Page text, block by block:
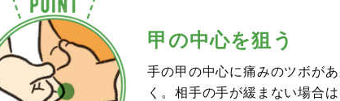
甲の中心を狙う
手の甲の中心に痛みのツボが
く。相手の手が緩まない場合